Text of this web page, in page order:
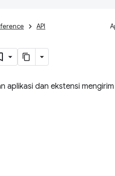
API
aplikasi dan ekstensi